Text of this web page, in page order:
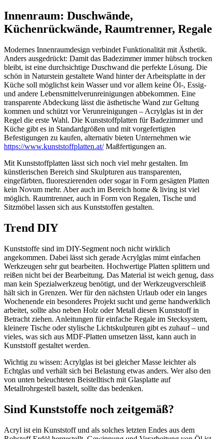
Innenraum: Duschwände,
Küchenrückwände, Raumtrenner, Regale
Modernes Innenraumdesign verbindet Funktionalität mit Ästhetik.
Anders ausgedrückt: Damit das Badezimmer immer hübsch trocken
bleibt, ist eine durchsichtige Duschwand die perfekte Lösung. Die
schön in Naturstein gestaltete Wand hinter der Arbeitsplatte in der
Küche soll möglichst kein Wasser und vor allem keine Öl-, Essig-
und andere Lebensmittelverunreinigungen abbekommen. Eine
transparente Abdeckung lässt die ästhetische Wand zur Geltung
kommen und schützt vor Verunreinigungen – Acrylglas ist in der
Regel die erste Wahl. Die Kunststoffplatten für Badezimmer und
Küche gibt es in Standardgrößen und mit vorgefertigten
Befestigungen zu kaufen, alternativ bieten Unternehmen wie
https://www.kunststoffplatten.at/Maßfertigungen an.
Mit Kunststoffplatten lässt sich noch viel mehr gestalten. Im
künstlerischen Bereich sind Skulpturen aus transparenten,
eingefärbten, fluoreszierenden oder sogar in Form gesägten Platten
kein Novum mehr. Aber auch im Bereich home & living ist viel
möglich. Raumtrenner, auch in Form von Regalen, Tische und
Sitzmöbel lassen sich aus Kunststoffen gestalten.
Trend DIY
Kunststoffe sind im DIY-Segment noch nicht wirklich
angekommen. Dabei lässt sich gerade Acrylglas mimt einfachen
Werkzeugen sehr gut bearbeiten. Hochwertige Platten splittern und
reißen nicht bei der Bearbeitung. Das Material ist weich genug, dass
man kein Spezialwerkzeug benötigt, und der Werkzeugverschleiß
hält sich in Grenzen. Wer für den nächsten Urlaub oder ein langes
Wochenende ein besonderes Projekt sucht und gerne handwerklich
arbeitet, sollte also neben Holz oder Metall diesen Kunststoff in
Betracht ziehen. Anleitungen für einfache Regale im Stecksystem,
kleinere Tische oder stylische Lichtskulpturen gibt es zuhauf – und
vieles, was sich aus MDF-Platten umsetzen lässt, kann auch in
Kunststoff gestaltet werden.
Wichtig zu wissen: Acrylglas ist bei gleicher Masse leichter als
Echtglas und verhält sich bei Belastung etwas anders. Wer also den
von unten beleuchteten Beistelltisch mit Glasplatte auf
Metallrohrgestell bastelt, sollte das bedenken.
Sind Kunststoffe noch zeitgemäß?
Acryl ist ein Kunststoff und als solches letzten Endes aus dem